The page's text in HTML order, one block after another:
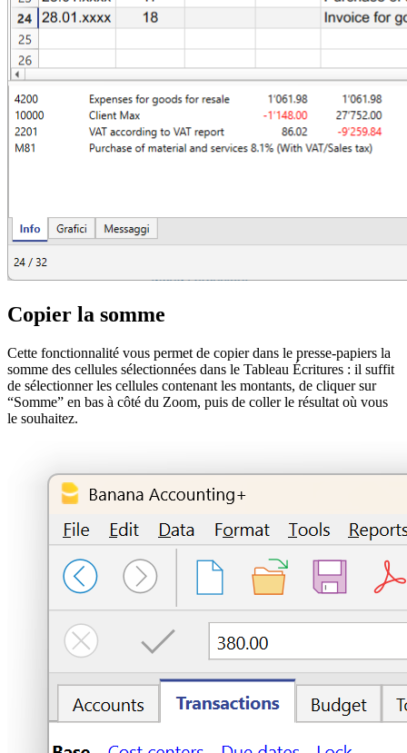
Copier la somme
Cette fonctionnalité vous permet de copier dans le presse-papiers la
somme des cellules sélectionnées dans le Tableau Écritures : il suffit
de sélectionner les cellules contenant les montants, de cliquer sur
“Somme” en bas à côté du Zoom, puis de coller le résultat où vous
le souhaitez.